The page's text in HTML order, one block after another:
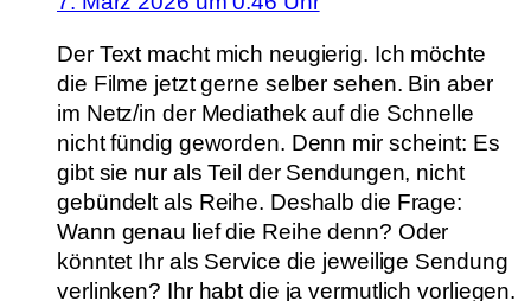
Der Text macht mich neugierig. Ich möchte
die Filme jetzt gerne selber sehen. Bin aber
im Netz/in der Mediathek auf die Schnelle
nicht fündig geworden. Denn mir scheint: Es
gibt sie nur als Teil der Sendungen, nicht
gebündelt als Reihe. Deshalb die Frage:
Wann genau lief die Reihe denn? Oder
könntet Ihr als Service die jeweilige Sendung
verlinken? Ihr habt die ja vermutlich vorliegen.